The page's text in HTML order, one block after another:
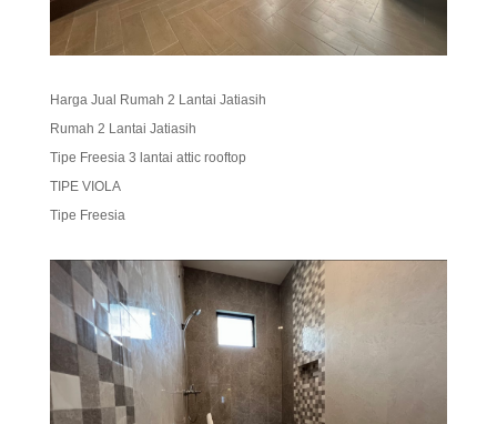
Harga Jual Rumah 2 Lantai Jatiasih
Rumah 2 Lantai Jatiasih
Tipe Freesia 3 lantai attic rooftop
TIPE VIOLA
Tipe Freesia